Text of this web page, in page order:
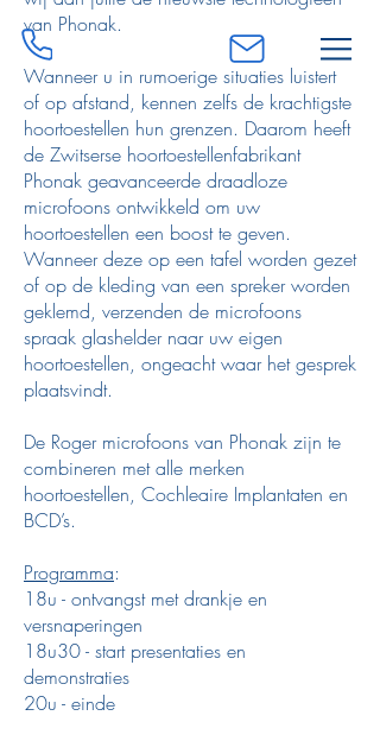
0468 51 92 68
van Phonak.
Wanneer u in rumoerige situaties luistert
of op afstand, kennen zelfs de krachtigste
hoortoestellen hun grenzen. Daarom heeft
de Zwitserse hoortoestellenfabrikant
Phonak geavanceerde draadloze
microfoons ontwikkeld om uw
hoortoestellen een boost te geven.
Wanneer deze op een tafel worden gezet
of op de kleding van een spreker worden
geklemd, verzenden de microfoons
spraak glashelder naar uw eigen
hoortoestellen, ongeacht waar het gesprek
plaatsvindt.
De Roger microfoons van Phonak zijn te
combineren met alle merken
hoortoestellen, Cochleaire Implantaten en
BCD’s.
Programma:
18u - ontvangst met drankje en
versnaperingen
18u30 - start presentaties en
demonstraties
20u - einde